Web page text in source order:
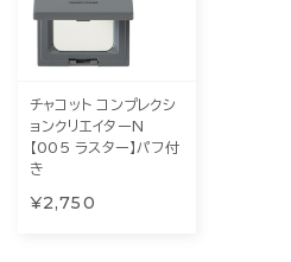
チャコット コンプレクシ
ョンクリエイターN
【005 ラスター】パフ付
き
¥2,750